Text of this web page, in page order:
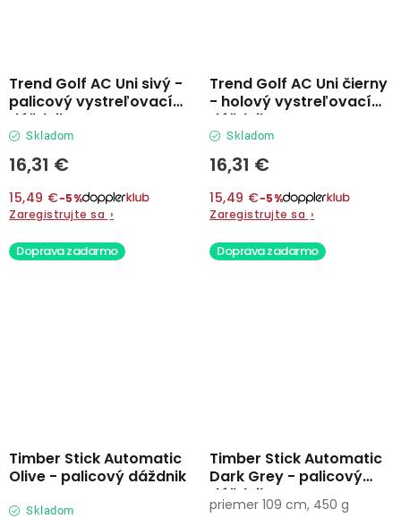
Trend Golf AC Uni sivý -
palicový vystreľovací
dáždnik
Skladom
16,31 €
15,49 €−5%
Zaregistrujte sa ›
Trend Golf AC Uni čierny
- holový vystreľovací
dáždnik
Skladom
16,31 €
15,49 €−5%
Zaregistrujte sa ›
Doprava zadarmo
Timber Stick Automatic
Olive - palicový dáždnik
Skladom
Doprava zadarmo
Timber Stick Automatic
Dark Grey - palicový
dáždnik
priemer 109 cm, 450 g